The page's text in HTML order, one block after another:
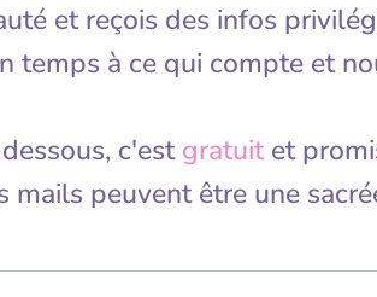
et reçois des infos
temps à ce qui compte et
c'estgratuitet
mails peuvent être une